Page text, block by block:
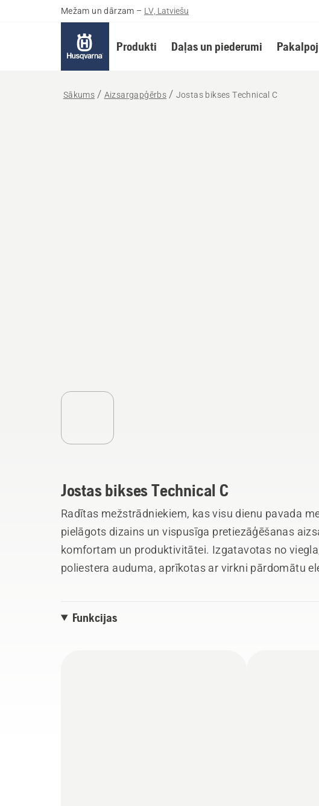
Mežam un dārzam – LV, Latviešu
Produkti Daļas un piederumi
Sākums Aizsargapģērbs Jostas bikses Technical C
Jostas bikses Technical C
Radītas mežstrādniekiem, kas visu dienu pavada
pielāgots dizains un vispusīga pretiezāģēšanas
komfortam un produktivitātei. Izgatavotas no
poliestera auduma, aprīkotas ar virkni pārdomātu
Funkcijas